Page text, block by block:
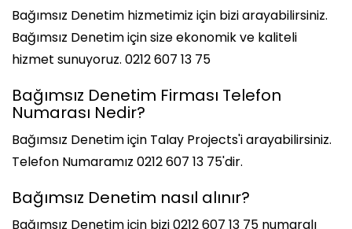
Bağımsız Denetim hizmetimiz için bizi arayabilirsiniz.
Bağımsız Denetim için size ekonomik ve kaliteli
hizmet sunuyoruz. 0212 607 13 75
Bağımsız Denetim Firması Telefon
Numarası Nedir?
Bağımsız Denetim için Talay Projects'i arayabilirsiniz.
Telefon Numaramız 0212 607 13 75'dir.
Bağımsız Denetim nasıl alınır?
Bağımsız Denetim için bizi 0212 607 13 75 numaralı